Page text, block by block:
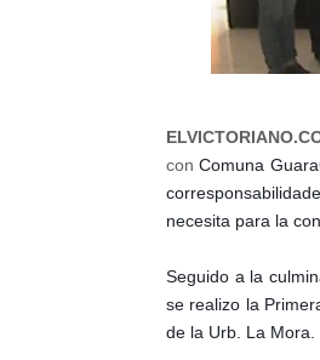
conComuna
necesita para la
Seguido a la
se realizo la
de la Urb. La Mora.